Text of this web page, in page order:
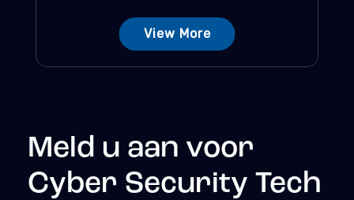
View More
Meld u aan voor
Cyber Security Tech